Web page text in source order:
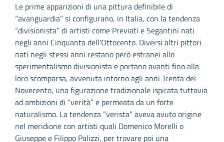
Le prime apparizioni di una pittura definibile di
“avanguardia” si configurano, in Italia, con la tendenza
“divisionista” di artisti come Previati e Segantini nati
negli anni Cinquanta dell'Ottocento. Diversi altri pittori
nati negli stessi anni restano però estranei allo
sperimentalismo divisionista e portano avanti fino alla
loro scomparsa, avvenuta intorno agli anni Trenta del
Novecento, una figurazione tradizionale ispirata tuttavia
ad ambizioni di “verità” e permeata da un forte
naturalismo. La tendenza “verista” aveva avuto origine
nel meridione con artisti quali Domenico Morelli o
Giuseppe e Filippo Palizzi, per trovare poi una